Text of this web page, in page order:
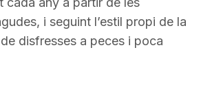
i seguint l’estil propi de la
disfresses a peces i poca